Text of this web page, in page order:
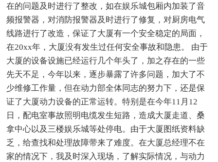
在的问题及时进行了整改，如在娱乐城包厢内加装了音
频报警器，对消防报警器及时进行了修复，对厨房电气
线路进行了改造，保证了大厦有一个安全稳定的局面，
在20xx年，大厦没有发生过任何安全事故和隐患。 由于
大厦的设备设施已经运行几个年头了，加之存在的一些
先天不足，今年以来，逐步暴露了许多问题，加大了不
少维修工作量，但在动力部全体同志的努力下，还是保
证了大厦动力设备的正常运转。特别是在今年11月12
日，配电室事故照明电缆发生短路，造成大厦走道、桑
拿中心以及三楼娱乐城等处停电。由于大厦图纸资料缺
乏，给查找和处理故障带来了难度。在大厦总经理不在
家的情况下，我及时深入现场，了解实际情况，与动力